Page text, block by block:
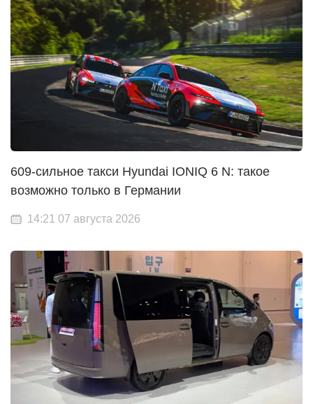
609-сильное такси Hyundai IONIQ 6 N: такое
возможно только в Германии
14:21 07 августа 2026